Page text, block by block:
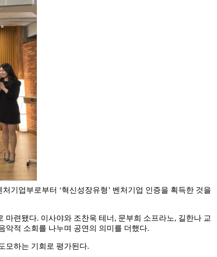
기업부로부터 ‘혁신성장유형’ 벤처기업 인증을 획득한 것을
련됐다. 이사야와 조찬욱 테너, 문부희 소프라노, 길한나 교
악적 소회를 나누며 공연의 의미를 더했다.
모하는 기회로 평가된다.